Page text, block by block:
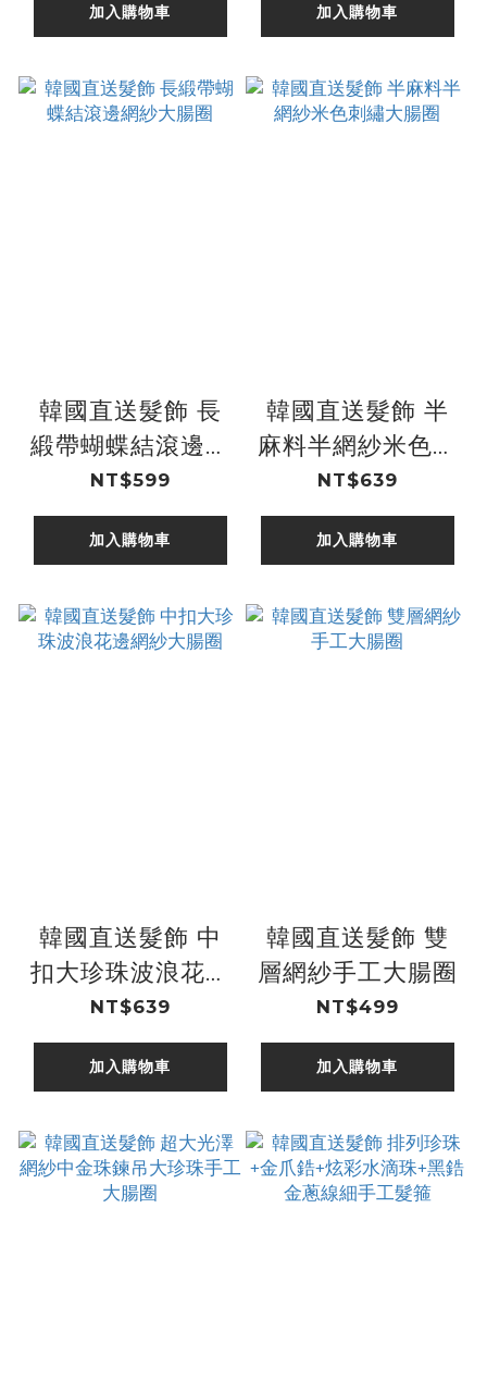
加入購物車 加入購物車
韓國直送髮飾 長
緞帶蝴蝶結滾邊網
紗大腸圈
NT$599
加入購物車
韓國直送髮飾 半
麻料半網紗米色刺
繡大腸圈
NT$639
加入購物車
韓國直送髮飾 中
扣大珍珠波浪花邊
網紗大腸圈
NT$639
加入購物車
韓國直送髮飾 雙
層網紗手工大腸圈
NT$499
加入購物車